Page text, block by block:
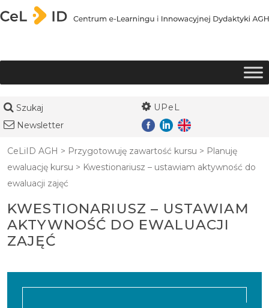
Przejdź do treści
Szukaj
UPeL
Newsletter
CeLiID AGH > Przygotowuję zawartość kursu > Planuję
ewaluację kursu > Kwestionariusz – ustawiam aktywność do
ewaluacji zajęć
KWESTIONARIUSZ – USTAWIAM
AKTYWNOŚĆ DO EWALUACJI
ZAJĘĆ